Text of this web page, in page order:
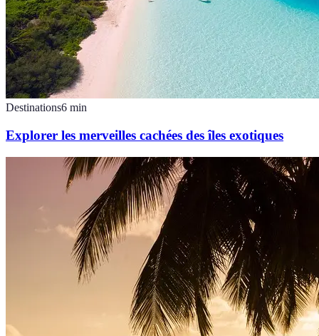
Destinations6 min
Explorer les merveilles cachées des îles exotiques